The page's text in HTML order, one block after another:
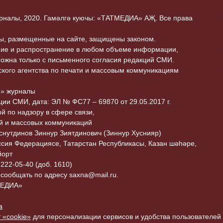
2020. Гамәлгә куючы: «ТАТМЕДИА» АҖ. Все права
размещенные на сайте, защищены законом.
и распространение в любом объеме информации,
только с письменного согласия редакций СМИ.
агентства по печати и массовым коммуникациям
журналы
СМИ, дата: ЭЛ № ФС77 – 69870 от 29.05.2017 г.
по надзору в сфере связи,
и массовых коммуникаций
Зиннур Зиятдинович (Зиннур Хуснияр)
Федерациясе, Татарстан Республикасы, Казан шәһәре,
05-40 (доб. 1610)
по адресу saxna@mail.ru.
для персонализации сервисов и удобства пользователей